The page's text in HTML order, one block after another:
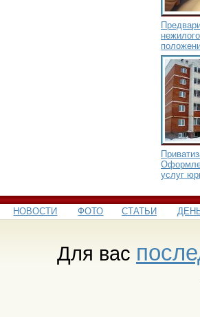
услуг
НОВОСТИ ФОТО СТАТЬИ
Для вас